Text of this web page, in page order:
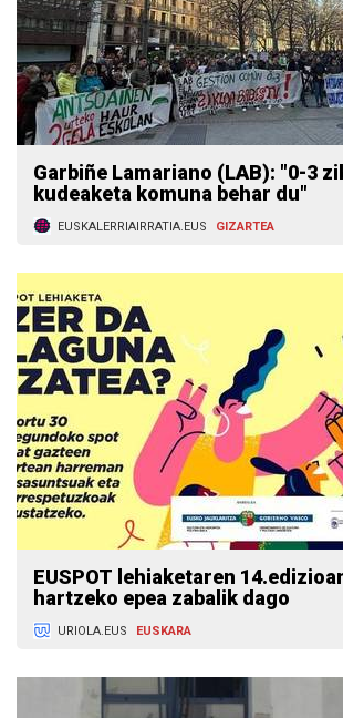
Garbiñe Lamariano (LAB): "0-3
kudeaketa komuna behar du"
EUSKALERRIAIRRATIA.EUS GIZARTEA
EUSPOT lehiaketaren
hartzeko epea zabalik dago
URIOLA.EUS EUSKARA